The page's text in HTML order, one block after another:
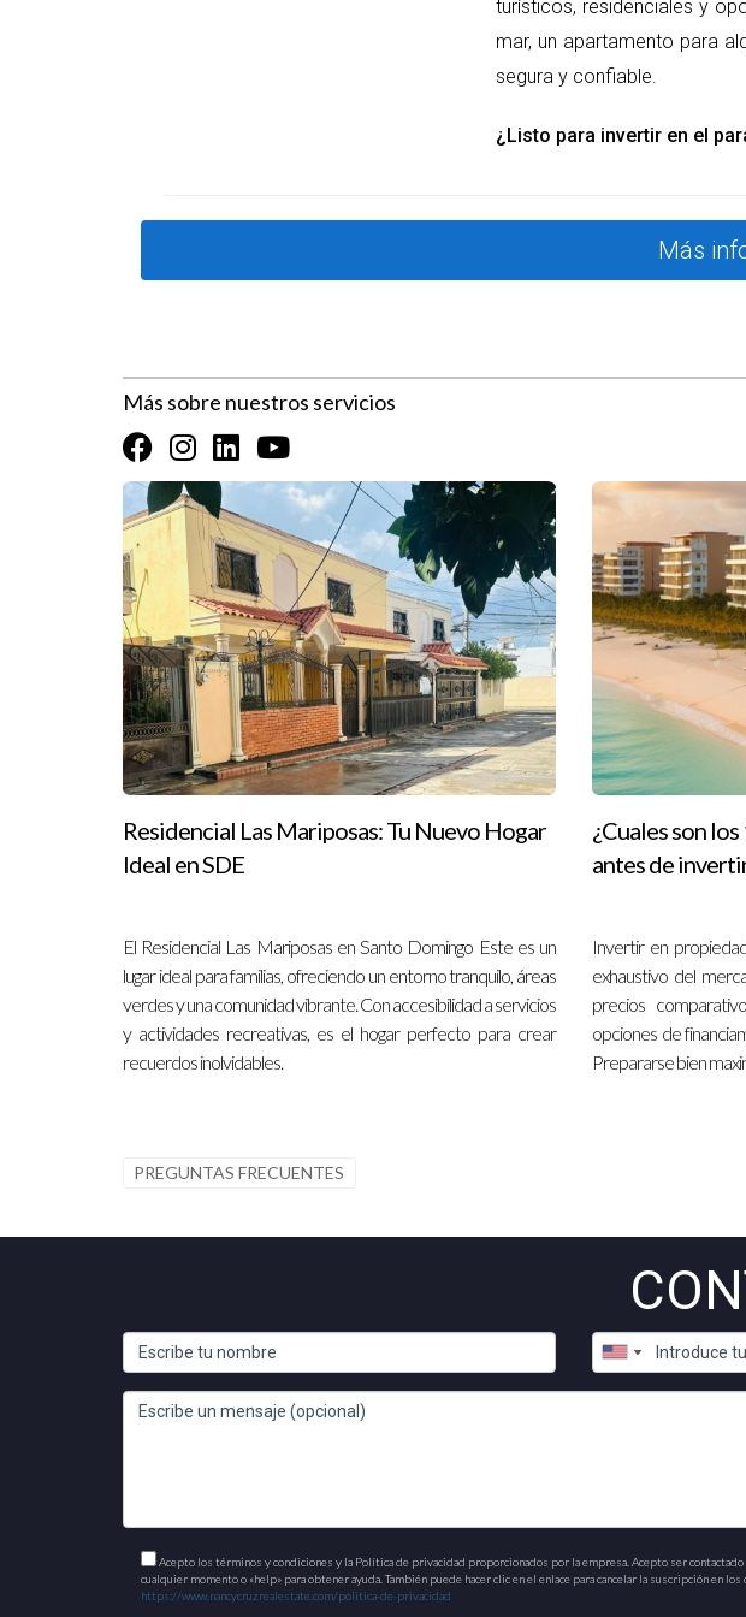
¿Cuáles son los beneficios de comprar en preconstrucción?
desde el inicio, puedes tener mayor control sobre tus decisiones de
¿Cómo evalúo la reputación del desarrollador?
para verificar si han cumplido con sus compromisos de entrega y calidad.
Además del precio de compra, considera costos como impuestos, tarifas
potenciales aumentos en los costos de financiamiento. También revisa si
proyecto y el desarrollador.
¿Qué aspectos legales debo considerar?
Es fundamental consultar a un abogado especializado en bienes raíces
También es importante entender las leyes locales que rigen la propiedad
¿Puedo revender la propiedad antes de completarse?
La venta de una propiedad en preconstrucción antes de su finalización
por lo que te recomiendo contar con la aprobacion del desarrollador.Es
implicaciones legales y financieras de una posible reventa.
turísticos, residenciales y
mar, un apartamento para
segura y confiable.
¿Listo para invertir en el
Más
Más sobre nuestros servicios
Residencial Las Mariposas: Tu Nuevo Hogar
Ideal en SDE
El Residencial Las Mariposas en Santo Domingo Este es un
lugar ideal para familias, ofreciendo un entorno tranquilo, áreas
verdes y una comunidad vibrante. Con accesibilidad a servicios
y actividades recreativas, es el hogar perfecto para crear
recuerdos inolvidables.
¿Cuales son
antes de
Invertir en
exhaustivo del
precios
opciones de
Prepararse bien
PREGUNTAS FRECUENTES
Acepto los términos y condiciones y la Política de privacidad proporcionados por la empresa. Acepto ser
cualquier momento o «help» para obtener ayuda. También puede hacer clic en el enlace para cancelar la suscripción en
https://www.nancycruzrealestate.com/politica-de-privacidad